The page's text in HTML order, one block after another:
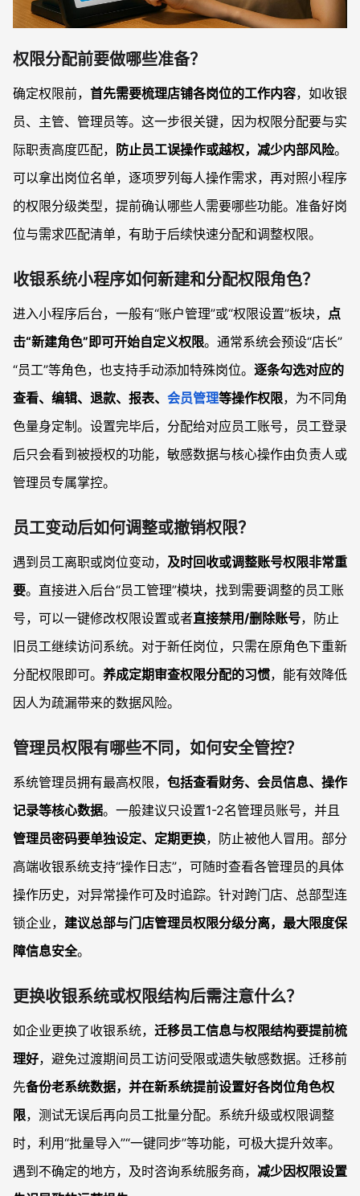
权限分配前要做哪些准备？
确定权限前， 首先需要梳理店铺各岗位的工作内容，如收银
员、主管、管理员等。这一步很关键，因为权限分配要与实
际职责高度匹配，
防止员工误操作或越权，减少内部风险。
可以拿出岗位名单，逐项罗列每人操作需求，再对照小程序
的权限分级类型，提前确认哪些人需要哪些功能。准备好岗
位与需求匹配清单，有助于后续快速分配和调整权限。
收银系统小程序如何新建和分配权限角色？
进入小程序后台，一般有“账户管理”或“权限设置”板块， 点
击“新建角色”即可开始自定义权限。通常系统会预设“店长”
“员工”等角色，也支持手动添加特殊岗位。 逐条勾选对应的
查看、编辑、退款、报表、 会员管理等操作权限，为不同角
色量身定制。设置完毕后，分配给对应员工账号，员工登录
后只会看到被授权的功能，敏感数据与核心操作由负责人或
管理员专属掌控。
员工变动后如何调整或撤销权限？
遇到员工离职或岗位变动， 及时回收或调整账号权限非常重
要。直接进入后台“员工管理”模块，找到需要调整的员工账
号，可以一键修改权限设置或者直接禁用/删除账号，防止
旧员工继续访问系统。对于新任岗位，只需在原角色下重新
分配权限即可。 养成定期审查权限分配的习惯，能有效降低
因人为疏漏带来的数据风险。
管理员权限有哪些不同，如何安全管控？
系统管理员拥有最高权限， 包括查看财务、会员信息、操作
记录等核心数据。一般建议只设置1-2名管理员账号，并且
管理员密码要单独设定、定期更换，防止被他人冒用。部分
高端收银系统支持“操作日志”，可随时查看各管理员的具体
操作历史，对异常操作可及时追踪。针对跨门店、总部型连
锁企业， 建议总部与门店管理员权限分级分离，最大限度保
障信息安全。
更换收银系统或权限结构后需注意什么？
如企业更换了收银系统， 迁移员工信息与权限结构要提前梳
理好，避免过渡期间员工访问受限或遗失敏感数据。迁移前
先备份老系统数据，并在新系统提前设置好各岗位角色权
限，测试无误后再向员工批量分配。系统升级或权限调整
时，利用“批量导入”“一键同步”等功能，可极大提升效率。
遇到不确定的地方，及时咨询系统服务商， 减少因权限设置